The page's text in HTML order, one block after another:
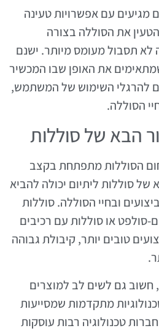
עם אפשרויות טעינה
את הסוללה בצורה
לא תסבול מעומס מיותר. ישנם
את האופן שבו המכשיר
להרגלי השימוש של המשתמש,
הסוללה.
הסוללות מתפתחת בקצב
סוללות ליתיום יכולה להביא
ובחיי הסוללה. סוללות
סולפט או סוללות עם רכיבים
טובים יותר, קיבולת גבוהה
חשוב גם לשים לב למוצרים
מתקדמות שמסייעות
טכנולוגיה רבות עוסקות